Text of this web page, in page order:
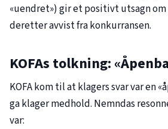
«uendret») gir et positivt utsagn
deretter avvist fra konkurransen.
KOFAs tolkning:
KOFA kom til at klagers svar var en
ga klager medhold. Nemndas
var: